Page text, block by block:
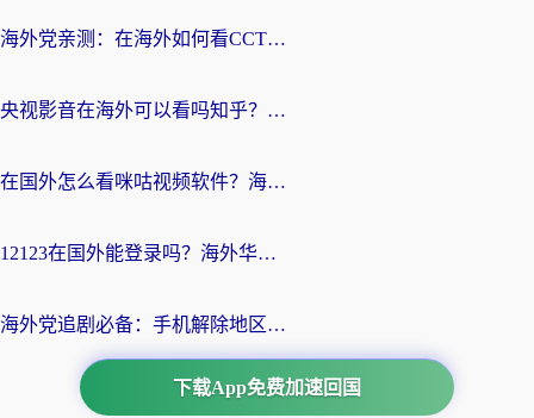
海外党亲测：在海外如何看CCTV？告别“仅限大陆播放”的实用指南
央视影音在海外可以看吗知乎？留学生亲测：3步解决地域限制+追剧自由
在国外怎么看咪咕视频软件？海外党亲测有效的回国加速方案
12123在国外能登录吗？海外华人必看的回国加速实用指南
海外党追剧必备：手机解除地区限制app怎么选？解决央视视频&国内剧地区限制全指南
下载App免费加速回国